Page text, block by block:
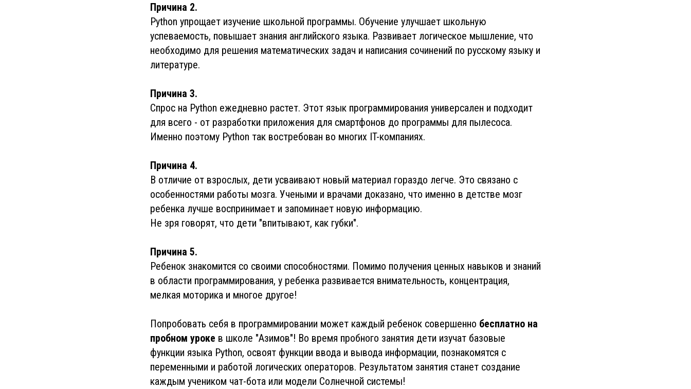
Причина 2.
Python упрощает изучение школьной программы. Обучение улучшает школьную
успеваемость, повышает знания английского языка. Развивает логическое мышление, что
необходимо для решения математических задач и написания сочинений по русскому языку и
литературе.
Причина 3.
Спрос на Python ежедневно растет. Этот язык программирования универсален и подходит
для всего - от разработки приложения для смартфонов до программы для пылесоса.
Именно поэтому Python так востребован во многих IT-компаниях.
Причина 4.
В отличие от взрослых, дети усваивают новый материал гораздо легче. Это связано с
особенностями работы мозга. Учеными и врачами доказано, что именно в детстве мозг
ребенка лучше воспринимает и запоминает новую информацию.
Не зря говорят, что дети "впитывают, как губки".
Причина 5.
Ребенок знакомится со своими способностями. Помимо получения ценных навыков и знаний
в области программирования, у ребенка развивается внимательность, концентрация,
мелкая моторика и многое другое!
Попробовать себя в программировании может каждый ребенок совершенно бесплатно на
пробном уроке в школе "Азимов"! Во время пробного занятия дети изучат базовые
функции языка Python, освоят функции ввода и вывода информации, познакомятся с
переменными и работой логических операторов. Результатом занятия станет создание
каждым учеником чат-бота или модели Солнечной системы!